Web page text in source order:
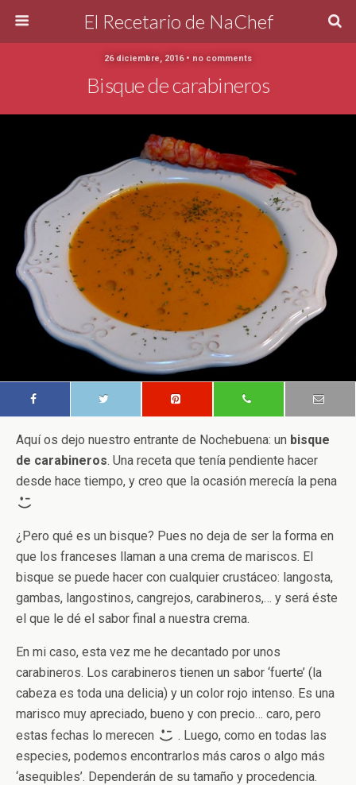
El Recetario de NaChef
26 diciembre, 2016 • no comments
Bisque de carabineros
Aquí os dejo nuestro entrante de Nochebuena: un bisque
de carabineros. Una receta que tenía pendiente hacer
desde hace tiempo, y creo que la ocasión merecía la pena
¿Pero qué es un bisque? Pues no deja de ser la forma en
que los franceses llaman a una crema de mariscos. El
bisque se puede hacer con cualquier crustáceo: langosta,
gambas, langostinos, cangrejos, carabineros,… y será éste
el que le dé el sabor final a nuestra crema.
En mi caso, esta vez me he decantado por unos
carabineros. Los carabineros tienen un sabor ‘fuerte’ (la
cabeza es toda una delicia) y un color rojo intenso. Es una
marisco muy apreciado, bueno y con precio… caro, pero
estas fechas lo merecen
. Luego, como en todas las
especies, podemos encontrarlos más caros o algo más
‘asequibles’. Dependerán de su tamaño y procedencia.